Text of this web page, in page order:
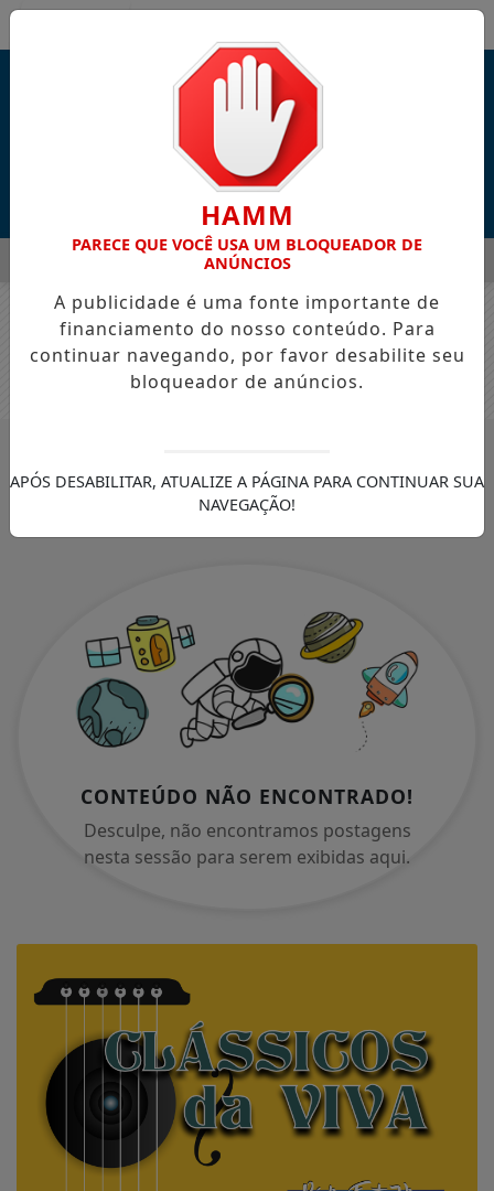
DURANTE AS COMEMORAÇÕES DOS 168 ANOS DO
EM ALTA
BUSCAR
CONTEÚDO NÃO ENCONTRADO!
Desculpe, não encontramos postagens
nesta sessão para serem exibidas aqui.
HAMM
PARECE QUE VOCÊ USA UM BLOQUEADOR DE
ANÚNCIOS
A publicidade é uma fonte importante de
financiamento do nosso conteúdo. Para
continuar navegando, por favor desabilite seu
bloqueador de anúncios.
APÓS DESABILITAR, ATUALIZE A PÁGINA PARA CONTINUAR SUA
NAVEGAÇÃO!